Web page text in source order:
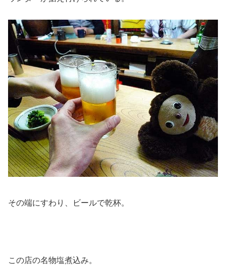
その端にすわり、ビールで乾杯。
この店の名物塩煮込み。